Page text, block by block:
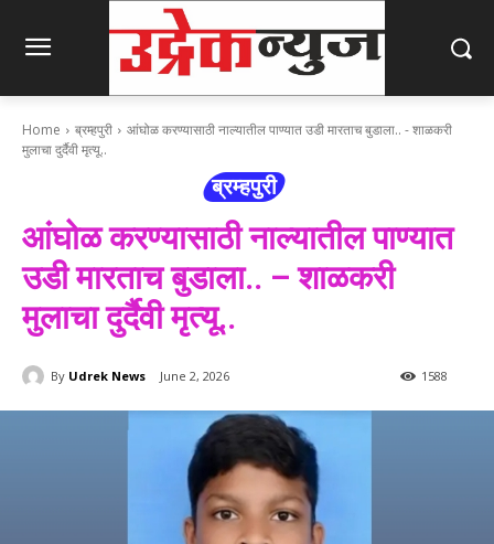
Home ब्रम्हपुरी
आंघोळ करण्यासाठी नाल्यातील पाण्यात उडी मारताच बुडाला.. - शाळकरी
मुलाचा दुर्दैवी मृत्यू..
ब्रम्हपुरी
आंघोळ करण्यासाठी नाल्यातील पाण्यात
उडी मारताच बुडाला.. – शाळकरी
मुलाचा दुर्दैवी मृत्यू..
By Udrek News June 2, 2026 1588